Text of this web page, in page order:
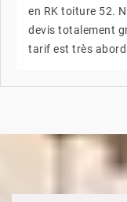
en RK toiture 52.
devis totalement
tarif est très